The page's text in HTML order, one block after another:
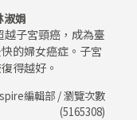
淑娟
子宮頸癌，成為臺
的婦女癌症。子宮
得越好。
編輯部 / 瀏覽次數
(5165308)